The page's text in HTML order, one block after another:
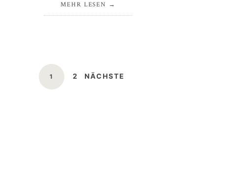
MEHR LESEN
Beitragsnavigation
SEITE
1 SEITE
2 NÄCHSTE